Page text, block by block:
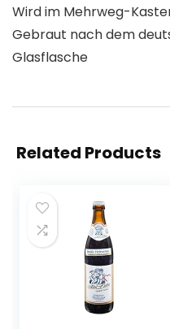
Wird im Mehrweg-
Gebraut nach dem
Glasflasche
Related Products